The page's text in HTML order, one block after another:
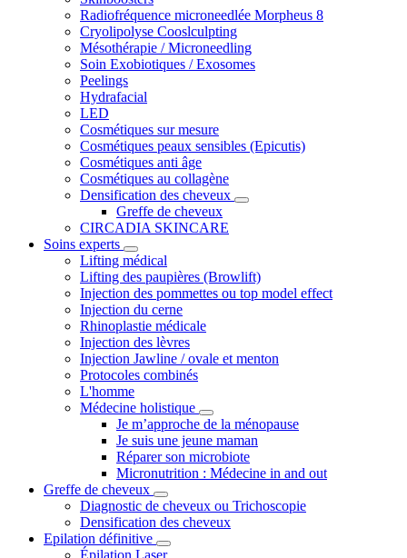
Radiofréquence microneedlée Morpheus 8
Cryolipolyse Cooslculpting
Mésothérapie / Microneedling
Soin Exobiotiques / Exosomes
Peelings
Hydrafacial
LED
Cosmétiques sur mesure
Cosmétiques peaux sensibles (Epicutis)
Cosmétiques anti âge
Cosmétiques au collagène
Densification des cheveux
Greffe de cheveux
CIRCADIA SKINCARE
Soins experts
Lifting médical
Lifting des paupières (Browlift)
Injection des pommettes ou top model effect
Injection du cerne
Rhinoplastie médicale
Injection des lèvres
Injection Jawline / ovale et menton
Protocoles combinés
L'homme
Médecine holistique
Je m’approche de la ménopause
Je suis une jeune maman
Réparer son microbiote
Micronutrition : Médecine in and out
Greffe de cheveux
Diagnostic de cheveux ou Trichoscopie
Densification des cheveux
Epilation définitive
Épilation Laser